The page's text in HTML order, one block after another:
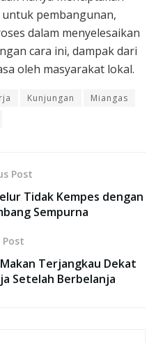
pembangunan,
dalam menyelesaikan
cara ini, dampak dari
oleh masyarakat lokal.
Kunjungan
Miangas
Post
Tidak Kempes dengan
Sempurna
Terjangkau Dekat
Setelah Berbelanja